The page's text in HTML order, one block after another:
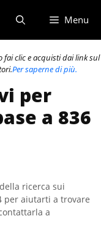
Menu
clic e acquisti dai link sul
Per saperne di più.
per
a 836
ricerca sui
per aiutarti a trovare
a